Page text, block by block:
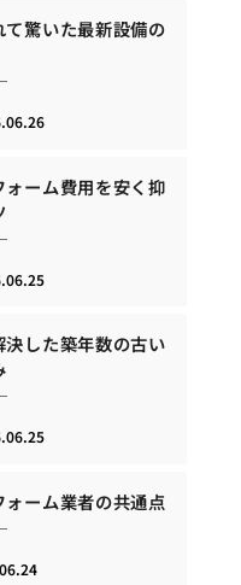
驚いた最新設備の
ーム費用を安く抑
した築年数の古い
ーム業者の共通点